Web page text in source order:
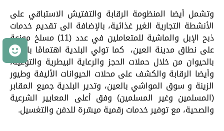
وتشمل أيضا المنظومة الرقابة والتفتيش الاستباقي على
الأنشطة التجارية الغير غذائية، بالإضافة الى تقديم خدمات
ذبح الإبل والماشية للمتعاملين في عدد (11) مسلخ موزعة
على نطاق مدينة العين، كما تولي البلدية اهتمامًا بالرفق
بالحيوان من خلال حملات الحجز والرعاية البيطرية والتوعية،
وأيضا الرقابة والكشف على محلات الحيوانات الأليفة وطيور
الزينة و سوق المواشي بالعين، وتدير البلدية جميع المقابر
(المسلمين وغير المسلمين) وفق أعلى المعايير الشرعية
والصحية، مع توفير خدمات رقمية ميسّرة للدفن والتغسيل.